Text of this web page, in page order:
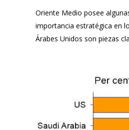
Oriente Medio posee
importancia estratégica en
Árabes Unidos son piezas